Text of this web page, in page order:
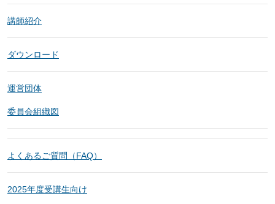
講師紹介
ダウンロード
運営団体
委員会組織図
よくあるご質問（FAQ）
2025年度受講生向け